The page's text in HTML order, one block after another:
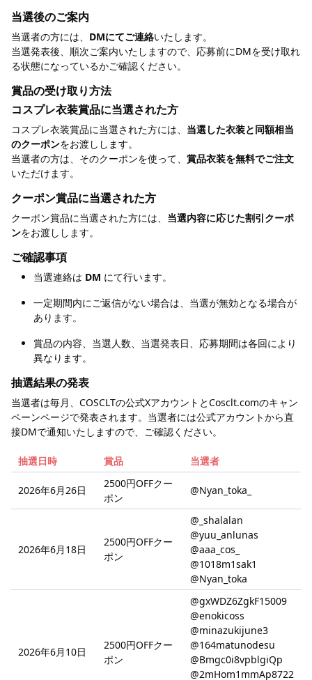
当選後のご案内
当選者の方には、 DMにてご連絡いたします。
当選発表後、順次ご案内いたしますので、応募前にDMを受け取れ
る状態になっているかご確認ください。
賞品の受け取り方法
コスプレ衣装賞品に当選された方
コスプレ衣装賞品に当選された方には、 当選した衣装と同額相当
のクーポンをお渡しします。
当選者の方は、そのクーポンを使って、 賞品衣装を無料でご注文
いただけます。
クーポン賞品に当選された方
クーポン賞品に当選された方には、 当選内容に応じた割引クーポ
ンをお渡しします。
ご確認事項
当選連絡は DM にて行います。
一定期間内にご返信がない場合は、当選が無効となる場合が
あります。
賞品の内容、当選人数、当選発表日、応募期間は各回により
異なります。
抽選結果の発表
当選者は毎月、COSCLTの公式XアカウントとCosclt.comのキャン
ペーンページで発表されます。当選者には公式アカウントから直
接DMで通知いたしますので、ご確認ください。
抽選日時 賞品 当選者
2026年6月26日
2500円OFFクー
ポン
@Nyan_toka_
2026年6月18日
2500円OFFクー
ポン
@_shalalan
@yuu_anlunas
@aaa_cos_
@1018m1sak1
@Nyan_toka
2026年6月10日
2500円OFFクー
ポン
@gxWDZ6ZgkF15009
@enokicoss
@minazukijune3
@164matunodesu
@Bmgc0i8vpblgiQp
@2mHom1mmAp8722